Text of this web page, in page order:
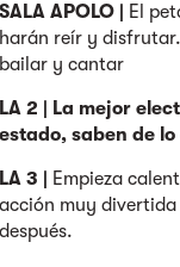
SALA APOLO | El
harán reír y
bailar y cantar
LA 2 | La mejor
estado, saben de
LA 3 | Empieza
acción muy
después.